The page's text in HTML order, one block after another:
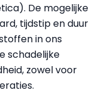
De mogelijke
tijdstip en duur
in ons
schadelijke
zowel voor